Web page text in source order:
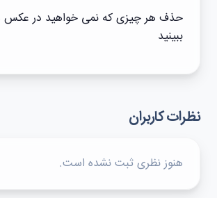
حذف هر چیزی که نمی خواهید در عکس
ببینید
نظرات کاربران
هنوز نظری ثبت نشده است.